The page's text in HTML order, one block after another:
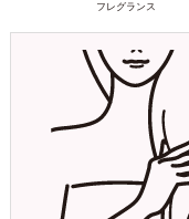
フレグランス